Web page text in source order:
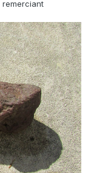
remerciant